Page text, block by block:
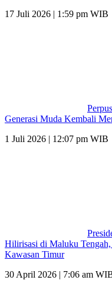
17 Juli 2026 | 1:59 pm WIB
Generasi Muda Kembali
1 Juli 2026 | 12:07 pm WIB
Hilirisasi di Maluku
Kawasan Timur
30 April 2026 | 7:06 am